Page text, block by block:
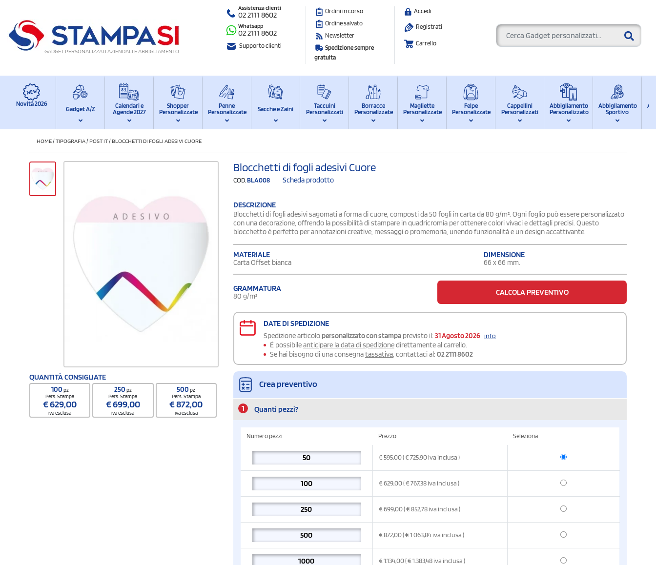
GADGET PERSONALIZZATI AZIENDALI E ABBIGLIAMENTO
Assistenza clienti
02 2111 8602
Whatsapp
02 2111 8602
Supporto clienti
Ordini in corso
Ordine salvato
Newsletter
Spedizione sempre
gratuita
Accedi
Registrati
Carrello
Novità 2026
Gadget A/Z
Calendari e
Agende 2027
Shopper
Personalizzate
Penne
Personalizzate
Sacche e Zaini
Taccuini
Personalizzati
Borracce
Personalizzate
Magliette
Personalizzate
Felpe
Personalizzate
Cappellini
Personalizzati
Abbigliamento
Personalizzato
Abbigliamento
Sportivo
HOME/TIPOGRAFIA/POST IT/BLOCCHETTI DI FOGLI ADESIVI CUORE
QUANTITÀ CONSIGLIATE
100 pz
Pers. Stampa
€629,00
iva esclusa
250 pz
Pers. Stampa
€699,00
iva esclusa
500pz
Pers. Stampa
€872,00
iva esclusa
Blocchetti di fogli adesivi Cuore
COD. BLA008 Scheda prodotto
DESCRIZIONE
Blocchetti di fogli adesivi sagomati a forma di cuore, composti da 50 fogli in carta da 80 g/m². Ogni foglio può essere personalizzato
con una decorazione, offrendo la possibilità di stampare in quadricromia per ottenere colori vivaci e dettagli precisi. Questo
blocchetto è perfetto per annotazioni creative, messaggi o promemoria, unendo funzionalità e un design accattivante.
MATERIALE
Carta Offset bianca
DIMENSIONE
66 x 66 mm.
GRAMMATURA
80 g/m² CALCOLA PREVENTIVO
DATE DI SPEDIZIONE
Spedizione articolo personalizzato con stampa previsto il: 31 Agosto 2026 info
É possibileanticipare la data di spedizionedirettamente al carrello.
Se hai bisogno di una consegnatassativa , contattaci al: 02 2111 8602
Crea preventivo
1 Quanti pezzi?
Numero pezzi Prezzo Seleziona
€ 595,00( € 725,90iva inclusa)
€629,00( € 767,38iva inclusa)
€699,00( € 852,78iva inclusa)
€872,00( € 1.063,84iva inclusa)
€1.134,00( € 1.383,48iva inclusa)